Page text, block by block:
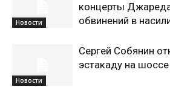
Новости
концерты
обвинений в
Новости
Сергей Собянин
эстакаду на